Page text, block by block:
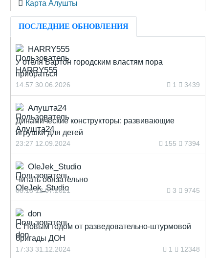
Карта Алушты
ПОСЛЕДНИЕ ОБНОВЛЕНИЯ
HARRY555
У отеля Бартон городским властям пора
прибраться
14:57 30.06.2026 1 3439
Алушта24
Динамические конструкторы: развивающие
игрушки для детей
23:27 12.09.2024 155 7394
OleJek_Studio
Читать обязательно
08:18 12.07.2021 3 9745
don
С Новым годом от разведовательно-штурмовой
бригады ДОН
17:33 31.12.2024 1 12348